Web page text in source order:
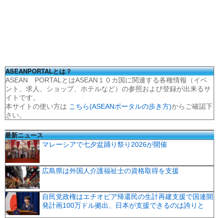
ASEANPORTALとは？
ASEAN PORTALとはASEAN１０カ国に関連する各種情報（イベ
ント、求人、ショップ、ホテルなど）の参照および登録が出来るサ
イトです。
本サイトの使い方は こちら(ASEANポータルの歩き方)からご確認下
さい。
最新ニュース
マレーシアで七夕盆踊り祭り2026が開催
広島県は外国人介護福祉士の資格取得を支援
自民党政権はエチオピア帰還民の生計再建支援で国連開
発計画100万ドル拠出、日本が支援できるのは誇りと